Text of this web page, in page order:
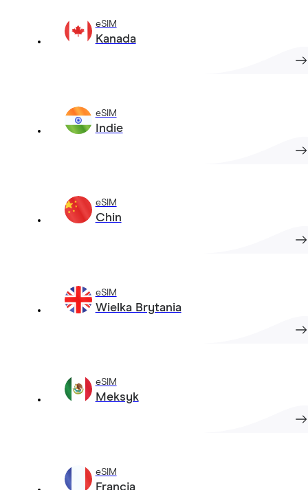
eSIM
Kanada
eSIM
Indie
eSIM
Chin
eSIM
Wielka Brytania
eSIM
Meksyk
eSIM
Francja